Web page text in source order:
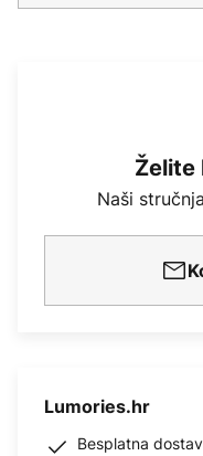
Želite
Naši
Lumories.hr
Besplatna